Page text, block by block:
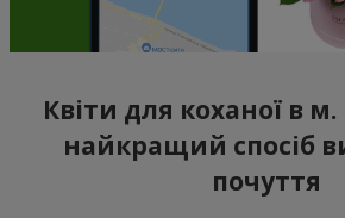
Квіти для коханої в
найкращий спосіб
почуття